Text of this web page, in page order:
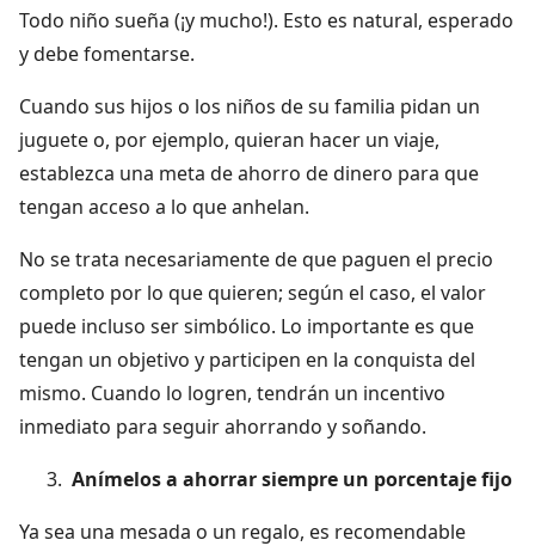
Todo niño sueña (¡y mucho!). Esto es natural, esperado
y debe fomentarse.
Cuando sus hijos o los niños de su familia pidan un
juguete o, por ejemplo, quieran hacer un viaje,
establezca una meta de ahorro de dinero para que
tengan acceso a lo que anhelan.
No se trata necesariamente de que paguen el precio
completo por lo que quieren; según el caso, el valor
puede incluso ser simbólico. Lo importante es que
tengan un objetivo y participen en la conquista del
mismo. Cuando lo logren, tendrán un incentivo
inmediato para seguir ahorrando y soñando.
Anímelos a ahorrar siempre un porcentaje fijo
Ya sea una mesada o un regalo, es recomendable